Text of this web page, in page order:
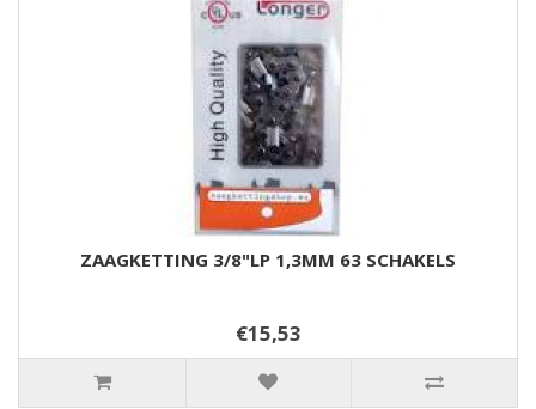
ZAAGKETTING 3/8"LP 1,3MM 63 SCHAKELS
€15,53